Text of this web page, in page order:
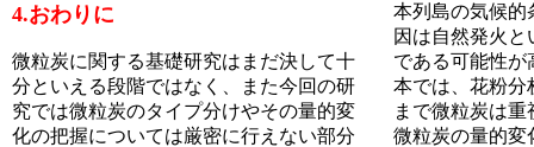
4.おわりに
微粒炭に関する基礎研究はまだ決して十
分といえる段階ではなく、また今回の研
究では微粒炭のタイプ分けやその量的変
化の把握については厳密に行えない部分
本列島の気候的
因は自然発火
である可能性が
本では、花粉分
まで微粒炭は
微粒炭の量的変